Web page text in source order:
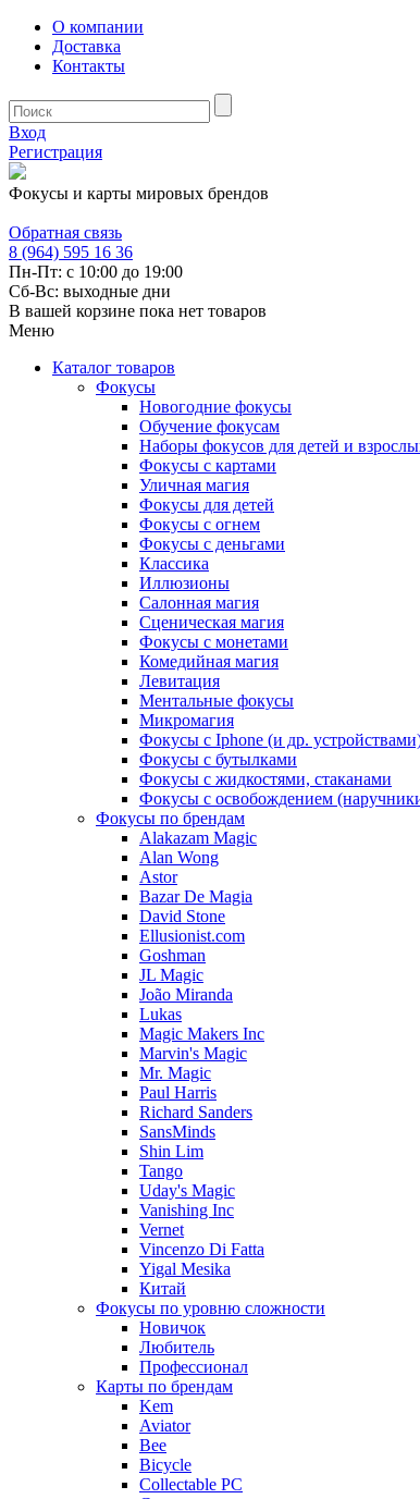
О компании
Доставка
Контакты
Вход
Регистрация
Фокусы и карты мировых брендов
Обратная связь
8 (964) 595 16 36
Пн-Пт: с 10:00 до 19:00
Сб-Вс: выходные дни
В вашей корзине пока нет товаров
Меню
Каталог товаров
Фокусы
Новогодние фокусы
Обучение фокусам
Наборы фокусов для детей и
Фокусы с картами
Уличная магия
Фокусы для детей
Фокусы с огнем
Фокусы с деньгами
Классика
Иллюзионы
Салонная магия
Сценическая магия
Фокусы с монетами
Комедийная магия
Левитация
Ментальные фокусы
Микромагия
Фокусы с Iphone (и др.
Фокусы с бутылками
Фокусы с жидкостями, стаканами
Фокусы с освобождением
Фокусы по брендам
Alakazam Magic
Alan Wong
Astor
Bazar De Magia
David Stone
Ellusionist.com
Goshman
JL Magic
João Miranda
Lukas
Magic Makers Inc
Marvin's Magic
Mr. Magic
Paul Harris
Richard Sanders
SansMinds
Shin Lim
Tango
Uday's Magic
Vanishing Inc
Vernet
Vincenzo Di Fatta
Yigal Mesika
Китай
Фокусы по уровню сложности
Новичок
Любитель
Профессионал
Карты по брендам
Kem
Aviator
Bee
Bicycle
Collectable PC